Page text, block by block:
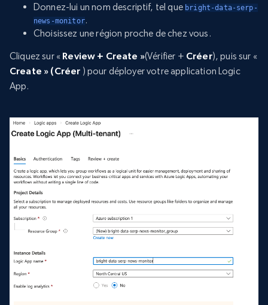
Donnez-lui un nom descriptif, tel que bright-data-serp-
news-monitor.
Choisissez une région proche de chez vous.
Cliquez sur « Review + Create »(Vérifier + Créer), puis sur «
Create » (Créer ) pour déployer votre application Logic
App.